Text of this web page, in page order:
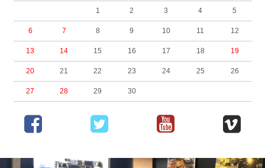
1 2 3 4 5
6 7 8 9 10 11 12
13 14 15 16 17 18 19
20 21 22 23 24 25 26
27 28 29 30